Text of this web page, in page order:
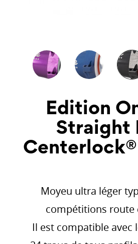
Edition
Straight
Moyeu ultra léger
compétitions route
Il est compatible avec